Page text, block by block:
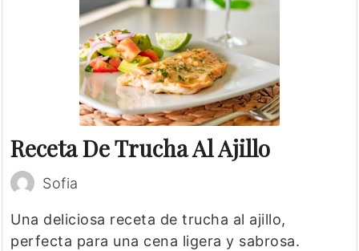
Receta De Trucha Al Ajillo
Sofia
Una deliciosa receta de trucha al ajillo,
perfecta para una cena ligera y sabrosa.